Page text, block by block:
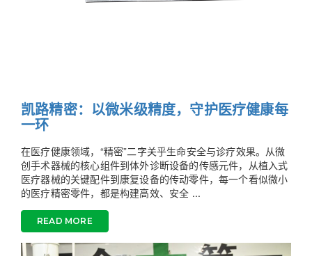
凯路精密：以微米级精度，守护医疗健康每
一环
在医疗健康领域，“精密”二字关乎生命安全与诊疗效果。从微
创手术器械的核心组件到体外诊断设备的传感元件，从植入式
医疗器械的关键配件到康复设备的传动零件，每一个看似微小
的医疗精密零件，都是构建高效、安全 ...
READ MORE